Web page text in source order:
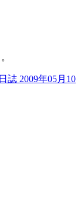
誌 2009年05月10